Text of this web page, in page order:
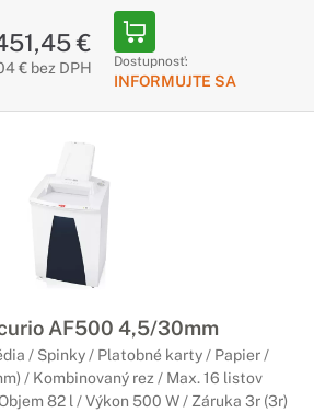
€
€ bez DPH Dostupnosť:
INFORMUJTE SA
AF500 4,5/30mm
/ Spinky / Platobné karty / Papier /
/ Kombinovaný rez / Max. 16 listov
82 l / Výkon 500 W / Záruka 3r (3r)